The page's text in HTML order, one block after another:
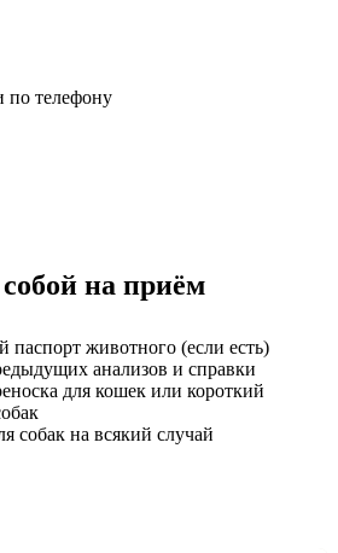
по телефону
на приём
паспорт животного (если есть)
анализов и справки
для кошек или короткий
собак на всякий случай